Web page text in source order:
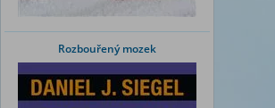
Rozbouřený mozek